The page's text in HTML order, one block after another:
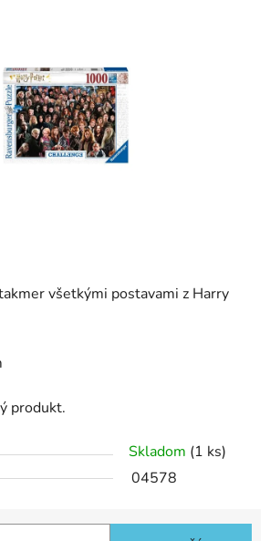
všetkými postavami z Harry
produkt.
Skladom (1 ks)
04578